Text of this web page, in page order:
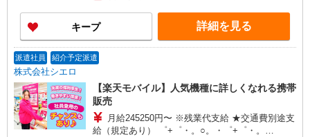
頂くと, インセンティブ支給(規定有) ★月2回払
い・週払い可能（規程有）★ ゜・。○。・゜
+゜・。○。・゜+゜
キープ 詳細を見る
派遣社員 紹介予定派遣
株式会社シエロ
【楽天モバイル】人気機種に詳しくなれる携帯
販売
月給245250円〜 ※残業代支給 ★交通費別途支
給（規定あり） ゜+゜・。○。・゜+゜・。